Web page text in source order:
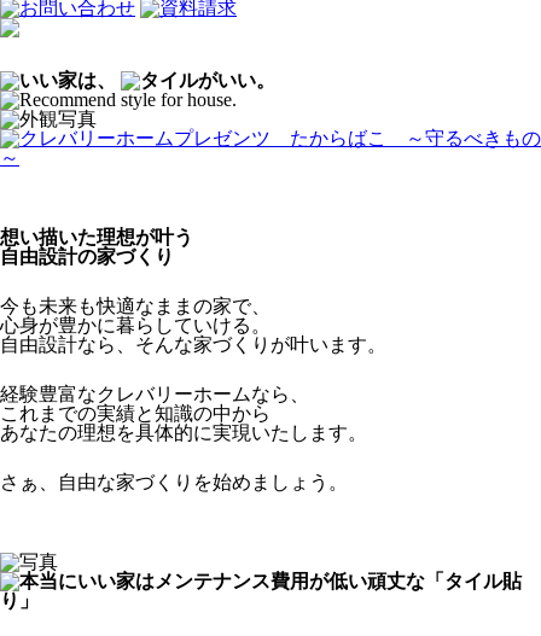
想い描いた理想が叶う
自由設計の家づくり
今も未来も快適なままの家で、
心身が豊かに暮らしていける。
自由設計なら、そんな家づくりが叶います。
経験豊富なクレバリーホームなら、
これまでの実績と知識の中から
あなたの理想を具体的に実現いたします。
さぁ、自由な家づくりを始めましょう。